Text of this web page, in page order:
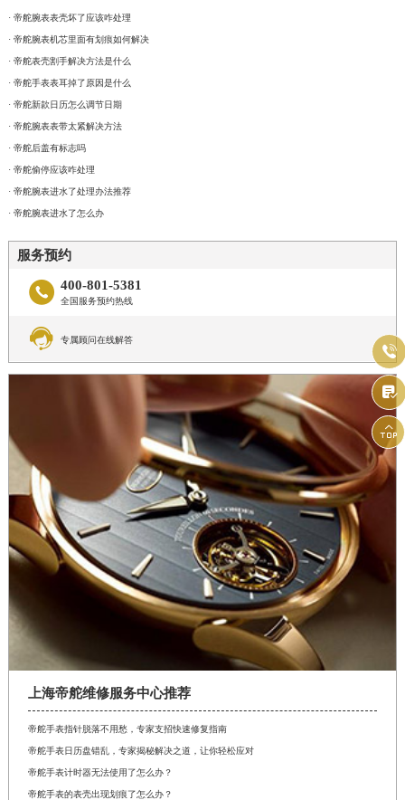
· 帝舵腕表表壳坏了应该咋处理
· 帝舵腕表机芯里面有划痕如何解决
· 帝舵表壳割手解决方法是什么
· 帝舵手表表耳掉了原因是什么
· 帝舵新款日历怎么调节日期
· 帝舵腕表表带太紧解决方法
· 帝舵后盖有标志吗
· 帝舵偷停应该咋处理
· 帝舵腕表进水了处理办法推荐
· 帝舵腕表进水了怎么办
服务预约
 400-801-5381
全国服务预约热线
 专属顾问在线解答
上海帝舵维修服务中心推荐
帝舵手表指针脱落不用愁，专家支招快速修复指南
帝舵手表日历盘错乱，专家揭秘解决之道，让你轻松应对
帝舵手表计时器无法使用了怎么办？
帝舵手表的表壳出现划痕了怎么办？


